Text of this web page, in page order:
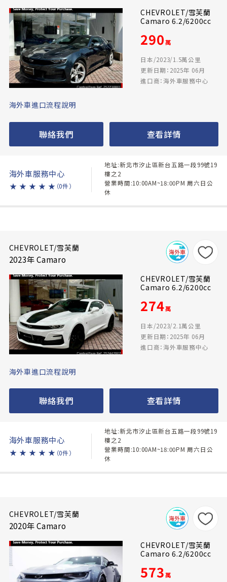
CHEVROLET/雪芙蘭
Camaro 6.2/6200cc
290萬
日本/2023/1.5萬公里
更新日期：2025年 06月
進口商：海外車服務中心
海外車進口流程說明
聯絡我們 查看詳情
海外車服務中心
★ ★ ★ ★ ★ （0件）
地址:新北市汐止區新台五路一段99號19
樓之2
營業時間:10:00AM~18:00PM 周六日公
休
CHEVROLET/雪芙蘭
2023年 Camaro
CHEVROLET/雪芙蘭
Camaro 6.2/6200cc
274萬
日本/2023/2.1萬公里
更新日期：2025年 06月
進口商：海外車服務中心
海外車進口流程說明
聯絡我們 查看詳情
海外車服務中心
★ ★ ★ ★ ★ （0件）
地址:新北市汐止區新台五路一段99號19
樓之2
營業時間:10:00AM~18:00PM 周六日公
休
CHEVROLET/雪芙蘭
2020年 Camaro
CHEVROLET/雪芙蘭
Camaro 6.2/6200cc
573萬